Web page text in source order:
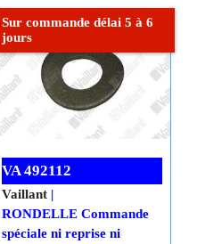
Cliquez ici
Sur commande délai 5 à 6
jours
VA 492112
Vaillant
RONDELLE Commande
spéciale ni reprise ni